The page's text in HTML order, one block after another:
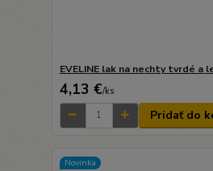
EVELINE lak na nechty tvrdé a
4,13 €/ks
Pridať do
Novinka